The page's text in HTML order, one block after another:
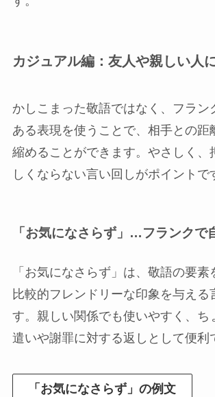
カジュアル編：友人や親しい人
かしこまった敬語ではなく、フラン
ある表現を使うことで、相手との距
縮めることができます。やさしく、
しくならない言い回しがポイントで
「お気になさらず」…フランクで
「お気になさらず」は、敬語の要素
比較的フレンドリーな印象を与える
す。親しい関係でも使いやすく、ち
遣いや謝罪に対する返しとして便利
「お気になさらず」の例文